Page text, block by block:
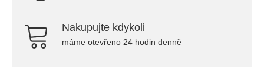
Nakupujte kdykoli
máme otevřeno 24 hodin denně